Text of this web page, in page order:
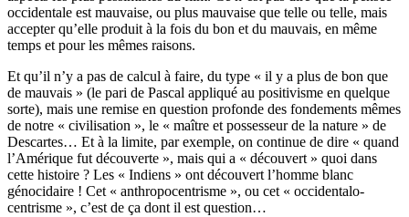
occidentale est mauvaise, ou plus mauvaise que telle ou telle, mais
accepter qu’elle produit à la fois du bon et du mauvais, en même
temps et pour les mêmes raisons.
Et qu’il n’y a pas de calcul à faire, du type « il y a plus de bon que
de mauvais » (le pari de Pascal appliqué au positivisme en quelque
sorte), mais une remise en question profonde des fondements mêmes
de notre « civilisation », le « maître et possesseur de la nature » de
Descartes… Et à la limite, par exemple, on continue de dire « quand
l’Amérique fut découverte », mais qui a « découvert » quoi dans
cette histoire ? Les « Indiens » ont découvert l’homme blanc
génocidaire ! Cet « anthropocentrisme », ou cet « occidentalo-
centrisme », c’est de ça dont il est question…